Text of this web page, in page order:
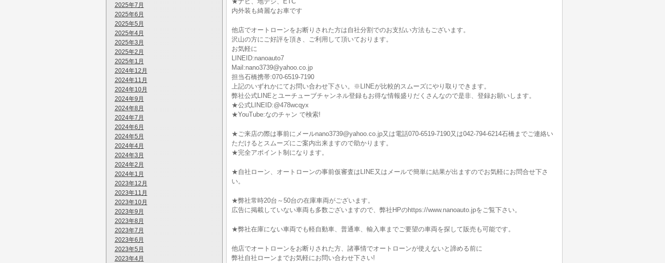
2025年7月
2025年6月
2025年5月
2025年4月
2025年3月
2025年2月
2025年1月
2024年12月
2024年11月
2024年10月
2024年9月
2024年8月
2024年7月
2024年6月
2024年5月
2024年4月
2024年3月
2024年2月
2024年1月
2023年12月
2023年11月
2023年10月
2023年9月
2023年8月
2023年7月
2023年6月
2023年5月
2023年4月
内外装も綺麗なお車です
他店でオートローンをお断りされた方は自社分割でのお支払い方法もございます。
沢山の方にご好評を頂き、ご利用して頂いております。
お気軽に
LINEID:nanoauto7
Mail:nano3739@yahoo.co.jp
担当石橋携帯:070-6519-7190
上記のいずれかにてお問い合わせ下さい。※LINEが比較的スムーズにやり取りできます。
弊社公式LINEとユーチューブチャンネル登録もお得な情報盛りだくさんなので是非、登録お願いします。
★公式LINEID:@478wcqyx
★YouTube:なのチャン で検索!
★ご来店の際は事前にメールnano3739@yahoo.co.jp又は電話070-6519-7190又は042-794-6214石橋までご連絡い
ただけるとスムーズにご案内出来ますので助かります。
★完全アポイント制になります。
★自社ローン、オートローンの事前仮審査はLINE又はメールで簡単に結果が出ますのでお気軽にお問合せ下さ
い。
★弊社常時20台～50台の在庫車両がございます。
広告に掲載していない車両も多数ございますので、弊社HPのhttps://www.nanoauto.jpをご覧下さい。
★弊社在庫にない車両でも軽自動車、普通車、輸入車までご要望の車両を探して販売も可能です。
他店でオートローンをお断りされた方、諸事情でオートローンが使えないと諦める前に
弊社自社ローンまでお気軽にお問い合わせ下さい!